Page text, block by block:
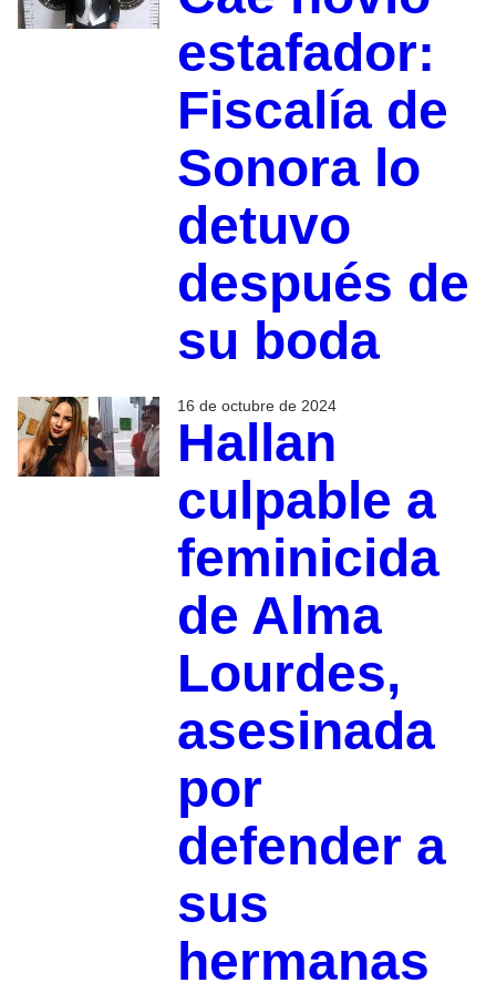
estafador:
Fiscalía de
Sonora lo
detuvo
después de
su boda
16 de octubre de 2024
Hallan
culpable a
feminicida
de Alma
Lourdes,
asesinada
por
defender a
sus
hermanas